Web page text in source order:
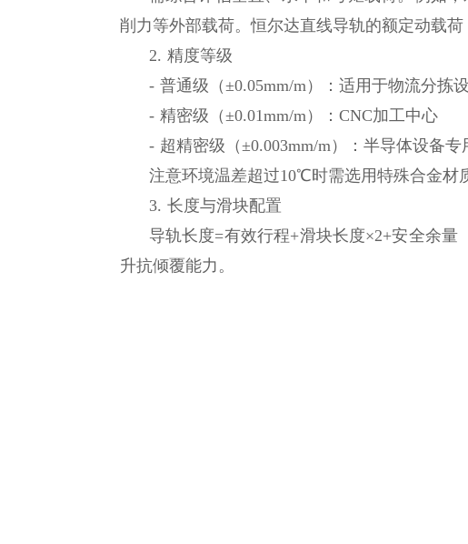
削力等外部载荷。恒尔达直线导轨的额定动载
2. 精度等级
- 普通级（±0.05mm/m）：适用于物流分拣
- 精密级（±0.01mm/m）：CNC加工中心
- 超精密级（±0.003mm/m）：半导体设备专
注意环境温差超过10℃时需选用特殊合金材
3. 长度与滑块配置
导轨长度=有效行程+滑块长度×2+安全余量
升抗倾覆能力。